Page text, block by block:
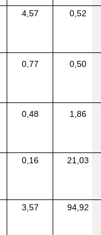
4,57 0,52
0,77 0,50
0,48 1,86
0,16 21,03
3,57 94,92